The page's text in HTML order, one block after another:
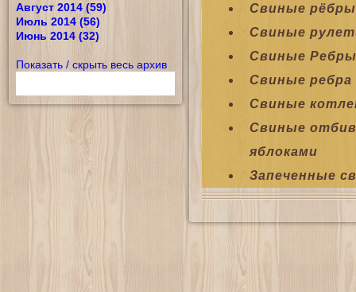
Август 2014 (59)
Июль 2014 (56)
Июнь 2014 (32)
Показать / скрыть весь архив
Свиные
Свиные
Свиные
Свиные ребра
Свиные
Свиные
яблоками
Запеченные